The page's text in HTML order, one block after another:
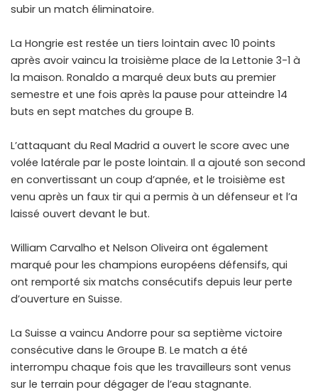
subir un match éliminatoire.
La Hongrie est restée un tiers lointain avec 10 points
après avoir vaincu la troisième place de la Lettonie 3-1 à
la maison. Ronaldo a marqué deux buts au premier
semestre et une fois après la pause pour atteindre 14
buts en sept matches du groupe B.
L’attaquant du Real Madrid a ouvert le score avec une
volée latérale par le poste lointain. Il a ajouté son second
en convertissant un coup d’apnée, et le troisième est
venu après un faux tir qui a permis à un défenseur et l’a
laissé ouvert devant le but.
William Carvalho et Nelson Oliveira ont également
marqué pour les champions européens défensifs, qui
ont remporté six matchs consécutifs depuis leur perte
d’ouverture en Suisse.
La Suisse a vaincu Andorre pour sa septième victoire
consécutive dans le Groupe B. Le match a été
interrompu chaque fois que les travailleurs sont venus
sur le terrain pour dégager de l’eau stagnante.